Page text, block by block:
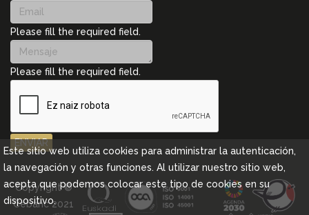
Please fill the required field.
Please fill the required field.
ENVIAR
Copyright ©
Cebanc 2021
Este sitio web utiliza cookies para administrar la autenticación,
la navegación y otras funciones. Al utilizar nuestro sitio web,
acepta que podemos colocar este tipo de cookies en su
dispositivo.